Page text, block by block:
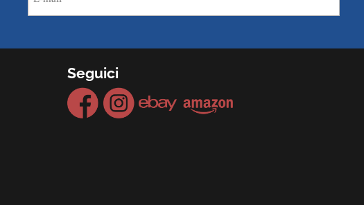
Seguici